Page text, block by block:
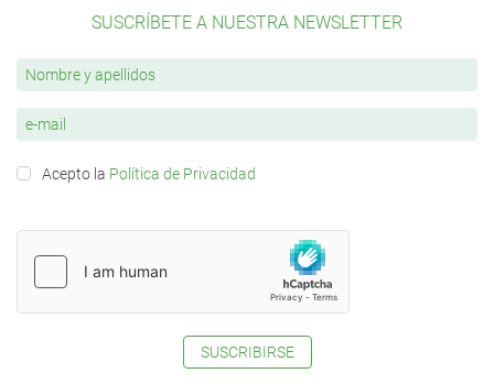
SUSCRÍBETE A NUESTRA NEWSLETTER
Acepto la Política de Privacidad
SUSCRIBIRSE